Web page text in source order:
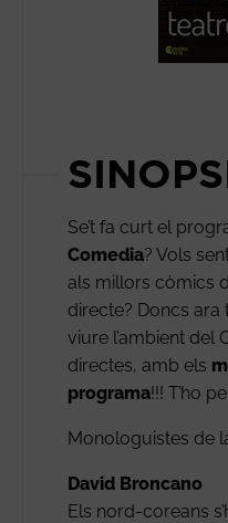
Se’t fa curt el
Comedia? Vols
als millors còmics
directe? Doncs ara
viure l’ambient del
directes, amb els
programa!!! T’ho
Monologuistes de
David Broncano
Els nord-coreans